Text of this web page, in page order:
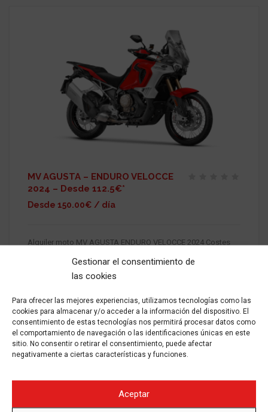
Gestionar el consentimiento de
las cookies
Para ofrecer las mejores experiencias, utilizamos tecnologías como las
cookies para almacenar y/o acceder a la información del dispositivo. El
consentimiento de estas tecnologías nos permitirá procesar datos como
el comportamiento de navegación o las identificaciones únicas en este
sitio. No consentir o retirar el consentimiento, puede afectar
negativamente a ciertas características y funciones.
Aceptar
MV AGUSTA – ENDURO VELOCCE
2024 – Desde 112.5€*
Desde 150.00€ / día
Alquiler moto MV AGUSTA ENDURO VELOCCE 2024 Costes
Aplicamos 15% de descuento en alquileres de 7 a 14 días
Aplicamos 25% de descuento en alquileres
2024 Gasolina Manual - ALQUILAR